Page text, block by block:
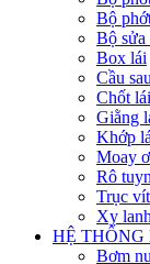
Bộ
Bộ sửa
Box lái
Cầu sau
Chốt lái
Giằng
Khớp
Moay ơ
Rô tuyn
Trục
Xy
HỆ
Bơm